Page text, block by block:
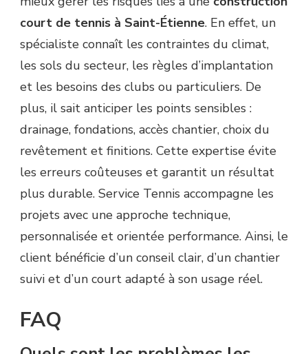
court de tennis à Saint-Étienne. En effet, un
spécialiste connaît les contraintes du climat,
les sols du secteur, les règles d’implantation
et les besoins des clubs ou particuliers. De
plus, il sait anticiper les points sensibles :
drainage, fondations, accès chantier, choix du
revêtement et finitions. Cette expertise évite
les erreurs coûteuses et garantit un résultat
plus durable. Service Tennis accompagne les
projets avec une approche technique,
personnalisée et orientée performance. Ainsi, le
client bénéficie d’un conseil clair, d’un chantier
suivi et d’un court adapté à son usage réel.
FAQ